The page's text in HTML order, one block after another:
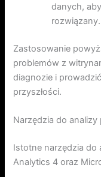
danych,
rozwiązany.
Zastosowanie
problemów z
diagnozie i
przyszłości.
Narzędzia do
Istotne narzędzia do
Analytics 4 oraz